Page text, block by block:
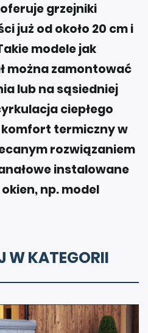
oferuje grzejniki
już od około 20 cm i
modele jak
można zamontować
lub na sąsiedniej
ciepłego
termiczny w
rozwiązaniem
instalowane
np. model
W KATEGORII